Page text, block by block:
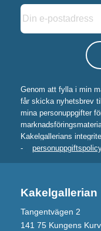
Genom att fylla i min
får skicka nyhetsbrev
mina personuppgifter
Kakelgallerians
-
Kakelgallerian
Tangentvägen 2
141 75 Kungens